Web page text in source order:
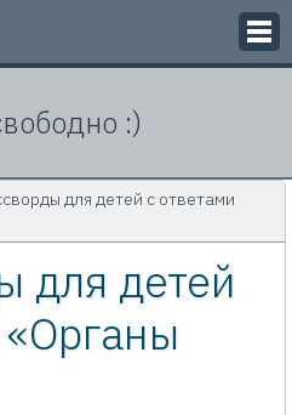
:)
для детей с ответами
для детей